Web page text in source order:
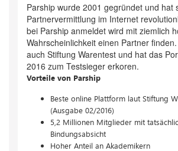
Parship wurde 2001 gegründet und hat
Partnervermittlung im Internet
bei Parship anmeldet wird mit ziemlich
Wahrscheinlichkeit einen Partner
auch Stiftung Warentest und hat das
2016 zum Testsieger erkoren.
Vorteile von Parship
Beste online Plattform laut Stiftung
(Ausgabe 02/2016)
5,2 Millionen Mitglieder mit
Bindungsabsicht
Hoher Anteil an Akademikern